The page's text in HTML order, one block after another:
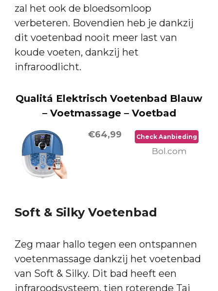
zal het ook de bloedsomloop
verbeteren. Bovendien heb je dankzij
dit voetenbad nooit meer last van
koude voeten, dankzij het
infraroodlicht.
Qualitá Elektrisch Voetenbad Blauw
– Voetmassage – Voetbad
€64,99 Check Aanbieding
Bol.com
Soft & Silky Voetenbad
Zeg maar hallo tegen een ontspannen
voetenmassage dankzij het voetenbad
van Soft & Silky. Dit bad heeft een
infraroodsysteem, tien roterende Tai